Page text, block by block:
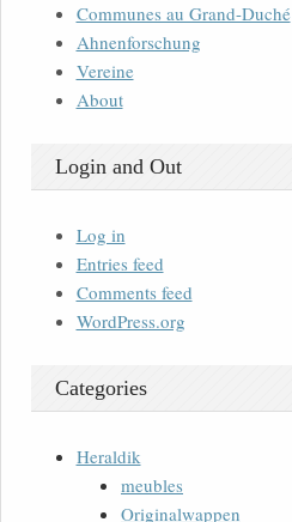
Communes au Grand-Duché
Ahnenforschung
Vereine
About
Login and Out
Log in
Entries feed
Comments feed
WordPress.org
Categories
Heraldik
meubles
Originalwappen